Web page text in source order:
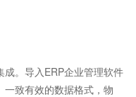
。导入ERP企业管理软件
一致有效的数据格式，物